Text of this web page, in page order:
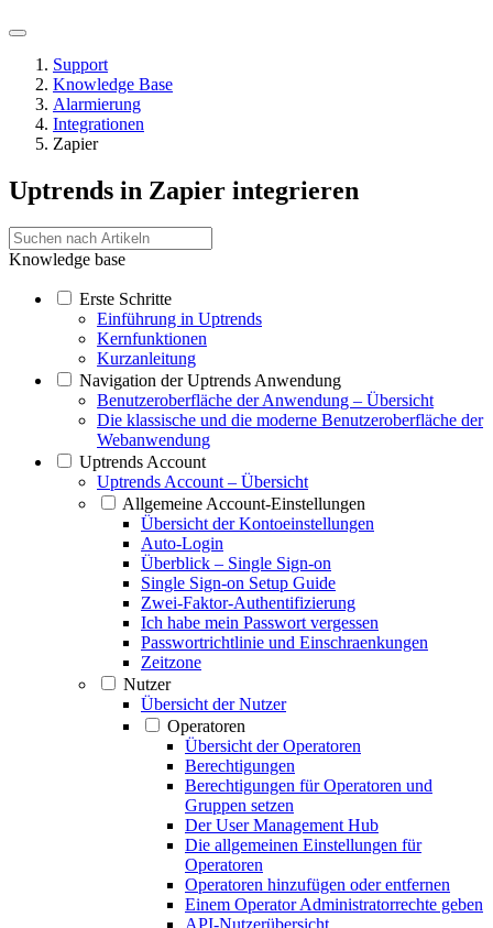
Support
Knowledge Base
Alarmierung
Integrationen
Zapier
Uptrends in Zapier integrieren
Knowledge base
Erste Schritte
Einführung in Uptrends
Kernfunktionen
Kurzanleitung
Navigation der Uptrends Anwendung
Benutzeroberfläche der Anwendung – Übersicht
Die klassische und die moderne Benutzeroberfläche der
Webanwendung
Uptrends Account
Uptrends Account – Übersicht
Allgemeine Account-Einstellungen
Übersicht der Kontoeinstellungen
Auto-Login
Überblick – Single Sign-on
Single Sign-on Setup Guide
Zwei-Faktor-Authentifizierung
Ich habe mein Passwort vergessen
Passwortrichtlinie und Einschraenkungen
Zeitzone
Nutzer
Übersicht der Nutzer
Operatoren
Übersicht der Operatoren
Berechtigungen
Berechtigungen für Operatoren und
Gruppen setzen
Der User Management Hub
Die allgemeinen Einstellungen für
Operatoren
Operatoren hinzufügen oder entfernen
Einem Operator Administratorrechte geben